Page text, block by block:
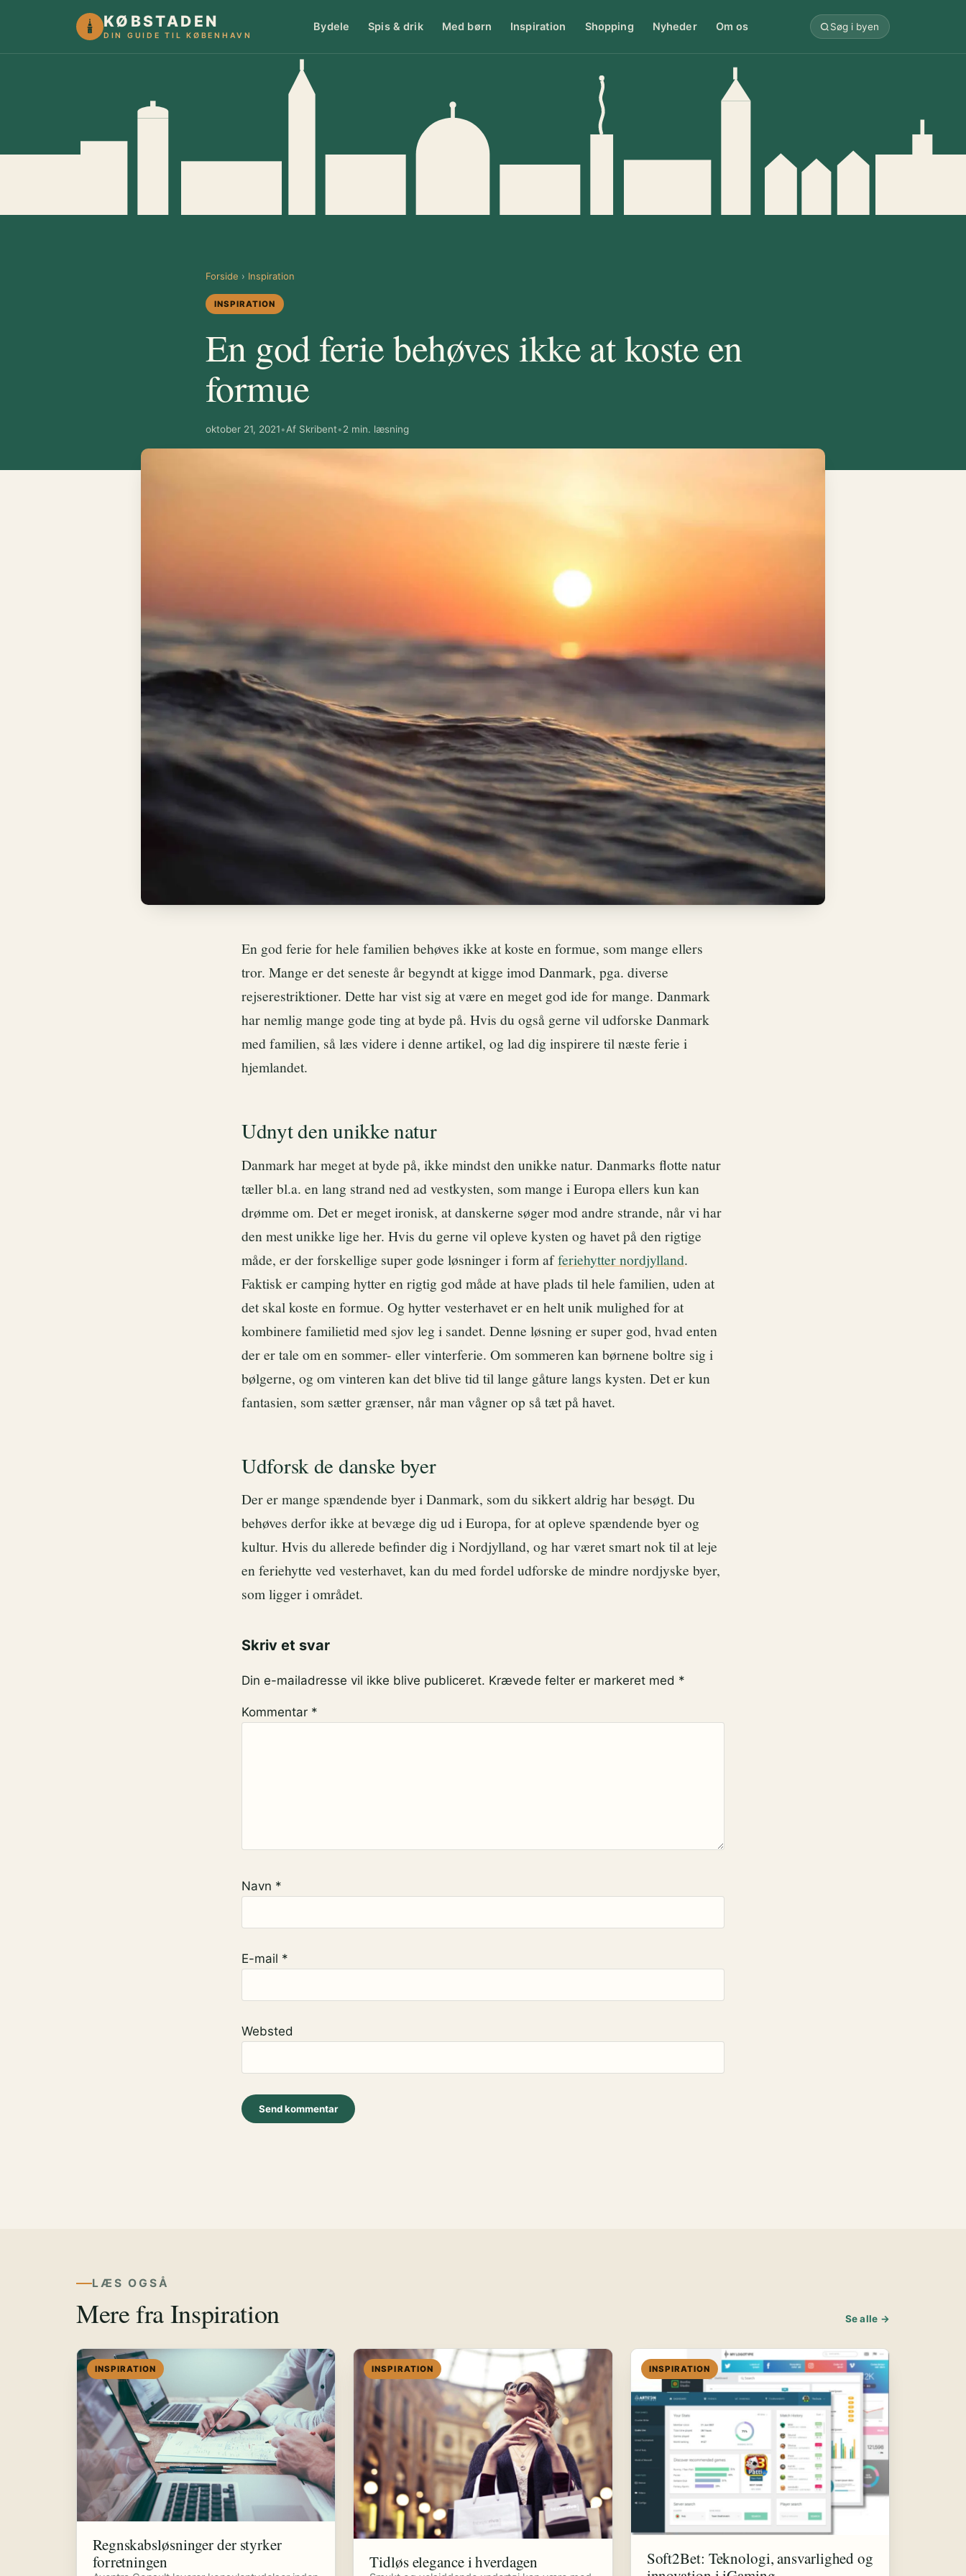
KØBSTADEN
DIN GUIDE TIL KØBENHAVN
Bydele Spis & drik Med børn Inspiration Shopping Nyheder Om os Søg i byen
Forside › Inspiration
INSPIRATION
En god ferie behøves ikke at koste en
formue
oktober 21, 2021•Af Skribent•2 min. læsning
En god ferie for hele familien behøves ikke at koste en formue, som mange ellers
tror. Mange er det seneste år begyndt at kigge imod Danmark, pga. diverse
rejserestriktioner. Dette har vist sig at være en meget god ide for mange. Danmark
har nemlig mange gode ting at byde på. Hvis du også gerne vil udforske Danmark
med familien, så læs videre i denne artikel, og lad dig inspirere til næste ferie i
hjemlandet.
Udnyt den unikke natur
Danmark har meget at byde på, ikke mindst den unikke natur. Danmarks flotte natur
tæller bl.a. en lang strand ned ad vestkysten, som mange i Europa ellers kun kan
drømme om. Det er meget ironisk, at danskerne søger mod andre strande, når vi har
den mest unikke lige her. Hvis du gerne vil opleve kysten og havet på den rigtige
måde, er der forskellige super gode løsninger i form afferiehytter nordjylland.
Faktisk er camping hytter en rigtig god måde at have plads til hele familien, uden at
det skal koste en formue. Og hytter vesterhavet er en helt unik mulighed for at
kombinere familietid med sjov leg i sandet. Denne løsning er super god, hvad enten
der er tale om en sommer- eller vinterferie. Om sommeren kan børnene boltre sig i
bølgerne, og om vinteren kan det blive tid til lange gåture langs kysten. Det er kun
fantasien, som sætter grænser, når man vågner op så tæt på havet.
Udforsk de danske byer
Der er mange spændende byer i Danmark, som du sikkert aldrig har besøgt. Du
behøves derfor ikke at bevæge dig ud i Europa, for at opleve spændende byer og
kultur. Hvis du allerede befinder dig i Nordjylland, og har været smart nok til at leje
en feriehytte ved vesterhavet, kan du med fordel udforske de mindre nordjyske byer,
som ligger i området.
Skriv et svar
Din e-mailadresse vil ikke blive publiceret. Krævede felter er markeret med *
Kommentar *
Navn *
E-mail *
Websted
LÆS OGSÅ
Mere fra Inspiration Se alle →
INSPIRATION
Regnskabsløsninger der styrker
forretningen
INSPIRATION
Tidløs elegance i hverdagen
INSPIRATION
Soft2Bet: Teknologi, ansvarlighed og